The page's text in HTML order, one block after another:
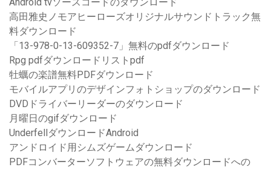
Android tvソースコードのダウンロード
高田雅史ノモアヒーローズオリジナルサウンドトラック無
料ダウンロード
「13-978-0-13-609352-7」無料のpdfダウンロード
Rpg pdfダウンロードリストpdf
牡蠣の楽譜無料PDFダウンロード
モバイルアプリのデザインフォトショップのダウンロード
DVDドライバーリーダーのダウンロード
月曜日のgifダウンロード
UnderfellダウンロードAndroid
アンドロイド用シムズゲームダウンロード
PDFコンバーターソフトウェアの無料ダウンロードへの